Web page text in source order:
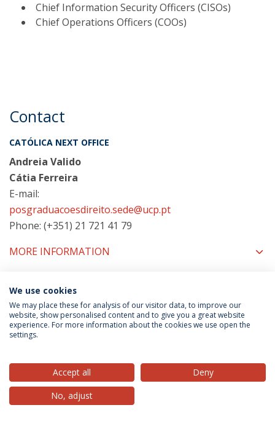
Chief Information Security Officers (CISOs)
Chief Operations Officers (COOs)
Contact
CATÓLICA NEXT OFFICE
Andreia Valido
Cátia Ferreira
E-mail:
posgraduacoesdireito.sede@ucp.pt
Phone: (+351) 21 721 41 79
MORE INFORMATION
COORDINATORS
Privacy Policy
© 2026 Universidade Católica Portuguesa
We use cookies
We may place these for analysis of our visitor data, to improve our
website, show personalised content and to give you a great website
experience. For more information about the cookies we use open the
settings.
Accept all
Deny
No, adjust